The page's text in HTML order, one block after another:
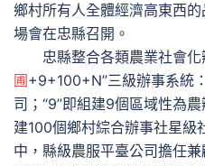
鄉村所有人全體經濟高東西
場會在忠縣召開。
忠縣整合各類農業社會化
圃+9+100+N”三級辦事系統
司；“9”即組建9個區域性為
建100個鄉村綜合辦事社星級
中，縣級農服平臺公司擔任